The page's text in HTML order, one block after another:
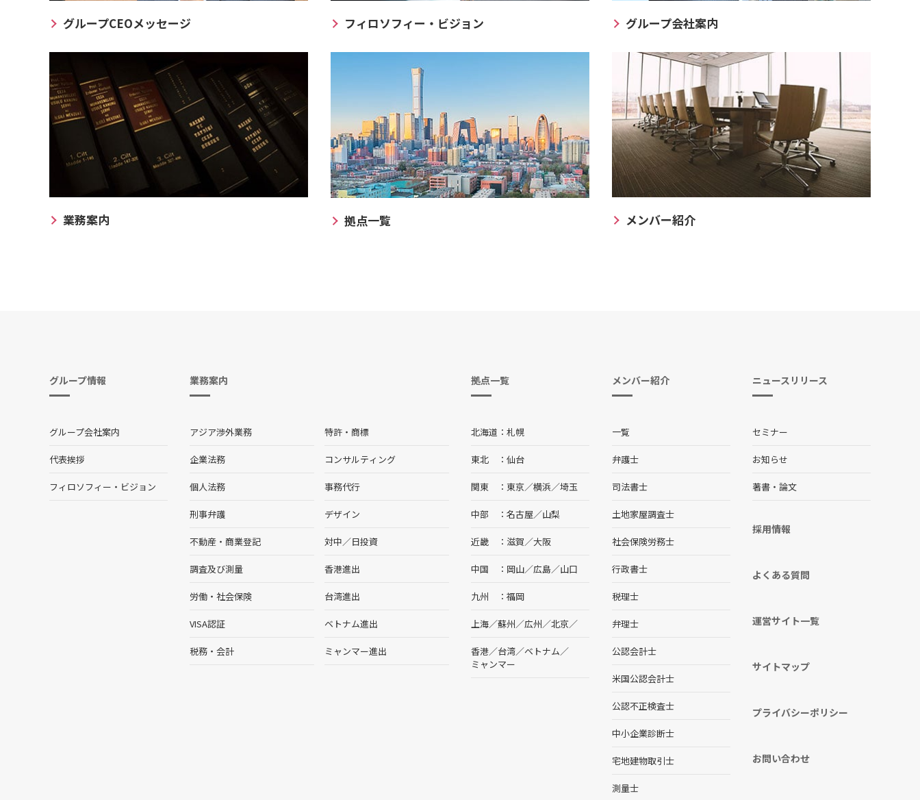
グループCEOメッセージ フィロソフィー・ビジョン グループ会社案内
業務案内 拠点一覧 メンバー紹介
グループ情報
グループ会社案内
代表挨拶
フィロソフィー・ビジョン
業務案内
アジア渉外業務
企業法務
個人法務
刑事弁護
不動産・商業登記
調査及び測量
労働・社会保険
VISA認証
税務・会計
特許・商標
コンサルティング
事務代行
デザイン
対中／日投資
香港進出
台湾進出
ベトナム進出
ミャンマー進出
拠点一覧
北海道 札幌
東北 仙台
関東 東京／横浜／埼玉
中部 名古屋／山梨
近畿 滋賀／大阪
中国 岡山／広島／山口
九州 福岡
上海／蘇州／広州／北京／
香港／台湾／ベトナム／
ミャンマー
メンバー紹介
一覧
弁護士
司法書士
土地家屋調査士
社会保険労務士
行政書士
税理士
弁理士
公認会計士
米国公認会計士
公認不正検査士
中小企業診断士
宅地建物取引士
測量士
ニュースリリース
セミナー
お知らせ
著書・論文
採用情報
よくある質問
運営サイト一覧
サイトマップ
プライバシーポリシー
お問い合わせ